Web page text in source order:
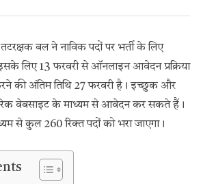
बल ने नाविक पदों पर भर्ती के लिए
लिए 13 फरवरी से ऑनलाइन आवेदन प्रक्रिया
की अंतिम तिथि 27 फरवरी है। इच्छुक और
वेबसाइट के माध्यम से आवेदन कर सकते हैं।
से कुल 260 रिक्त पदों को भरा जाएगा।